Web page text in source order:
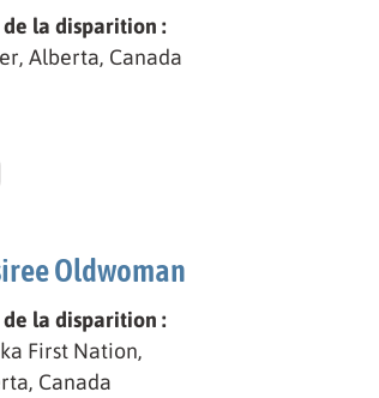
de la disparition :
Alberta, Canada
Oldwoman
de la disparition :
First Nation,
Canada